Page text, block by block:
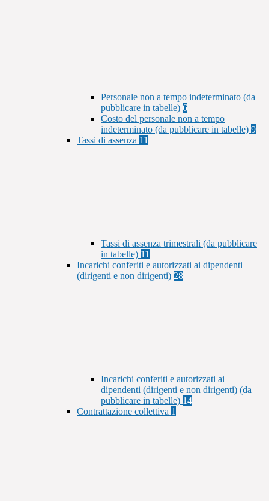
Personale non a tempo indeterminato (da
pubblicare in tabelle) 6
Costo del personale non a tempo
indeterminato (da pubblicare in tabelle) 9
Tassi di assenza 11
Tassi di assenza trimestrali (da pubblicare
in tabelle) 11
Incarichi conferiti e autorizzati ai dipendenti
(dirigenti e non dirigenti) 28
Incarichi conferiti e autorizzati ai
dipendenti (dirigenti e non dirigenti) (da
pubblicare in tabelle) 14
Contrattazione collettiva 1